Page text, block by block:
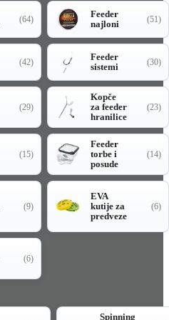
(64)
Feeder
najloni
(51)
(42)
Feeder
sistemi
(30)
(29)
Kopče
za feeder
hranilice
(23)
(15)
Feeder
torbe i
posude
(14)
(9)
EVA
kutije za
predveze
(6)
(6)
Spinning